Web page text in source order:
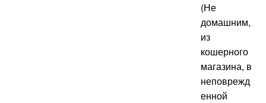
(Не
домашним,
из
кошерного
магазина, в
неповрежд
енной